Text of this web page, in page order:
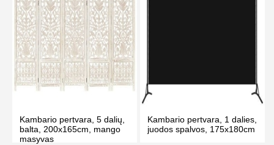
Kambario pertvara, 5 dalių,
balta, 200x165cm, mango
masyvas
Kambario pertvara, 1 dalies,
juodos spalvos, 175x180cm